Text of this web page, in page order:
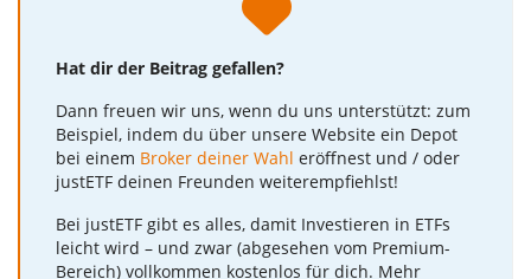
Hat dir der Beitrag gefallen?
Dann freuen wir uns, wenn du uns unterstützt: zum
Beispiel, indem du über unsere Website ein Depot
bei einem Broker deiner Wahl eröffnest und / oder
justETF deinen Freunden weiterempfiehlst!
Bei justETF gibt es alles, damit Investieren in ETFs
leicht wird – und zwar (abgesehen vom Premium-
Bereich) vollkommen kostenlos für dich. Mehr